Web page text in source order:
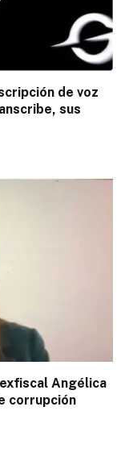
de voz
sus
Angélica
corrupción